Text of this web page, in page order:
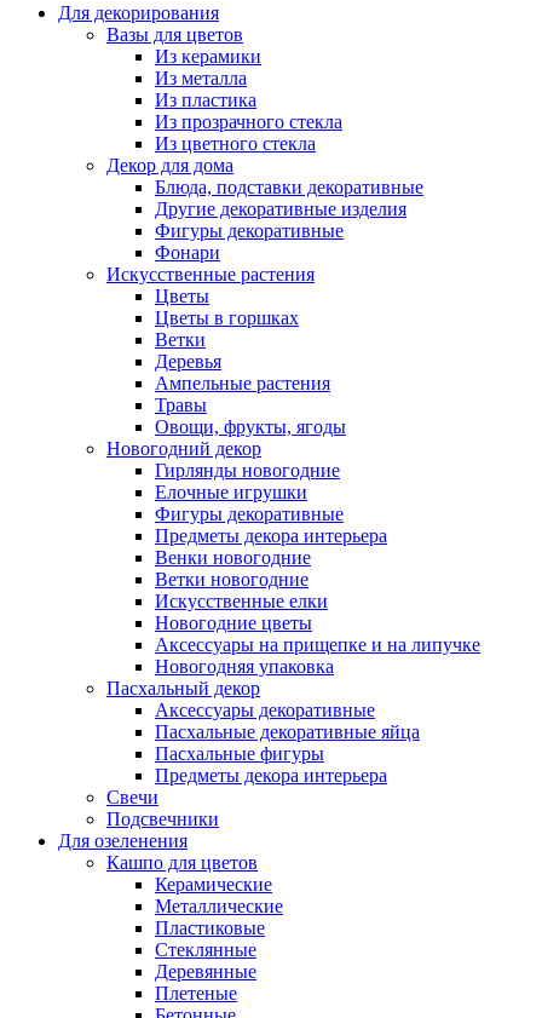
Для декорирования
Вазы для цветов
Из керамики
Из металла
Из пластика
Из прозрачного стекла
Из цветного стекла
Декор для дома
Блюда, подставки декоративные
Другие декоративные изделия
Фигуры декоративные
Фонари
Искусственные растения
Цветы
Цветы в горшках
Ветки
Деревья
Ампельные растения
Травы
Овощи, фрукты, ягоды
Новогодний декор
Гирлянды новогодние
Елочные игрушки
Фигуры декоративные
Предметы декора интерьера
Венки новогодние
Ветки новогодние
Искусственные елки
Новогодние цветы
Аксессуары на прищепке и на липучке
Новогодняя упаковка
Пасхальный декор
Аксессуары декоративные
Пасхальные декоративные яйца
Пасхальные фигуры
Предметы декора интерьера
Свечи
Подсвечники
Для озеленения
Кашпо для цветов
Керамические
Металлические
Пластиковые
Стеклянные
Деревянные
Плетеные